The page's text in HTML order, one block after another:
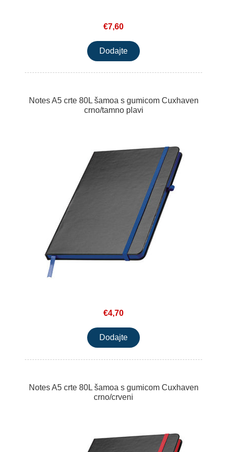
€7,60
Notes A5 crte 80L šamoa s gumicom Cuxhaven
crno/tamno plavi
€4,70
Notes A5 crte 80L šamoa s gumicom Cuxhaven
crno/crveni